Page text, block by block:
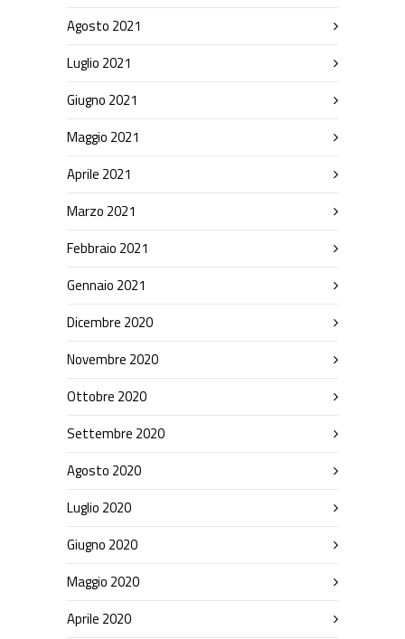
Agosto 2021
Luglio 2021
Giugno 2021
Maggio 2021
Aprile 2021
Marzo 2021
Febbraio 2021
Gennaio 2021
Dicembre 2020
Novembre 2020
Ottobre 2020
Settembre 2020
Agosto 2020
Luglio 2020
Giugno 2020
Maggio 2020
Aprile 2020